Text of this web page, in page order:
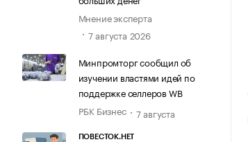
Мнение эксперта
7 августа 2026
Минпромторг сообщил об
изучении властями идей по
поддержке селлеров WB
РБК Бизнес
7 августа
ПОВЕСТОК.НЕТ